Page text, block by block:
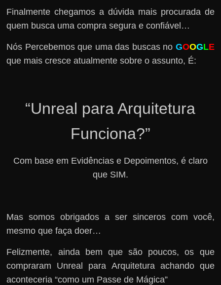
Finalmente chegamos a dúvida mais procurada de
quem busca uma compra segura e confiável…
Nós Percebemos que uma das buscas no GOOGLE
que mais cresce atualmente sobre o assunto, É:
“Unreal para Arquitetura
Funciona?”
Com base em Evidências e Depoimentos, é claro
que SIM.
Mas somos obrigados a ser sinceros com você,
mesmo que faça doer…
Felizmente, ainda bem que são poucos, os que
compraram Unreal para Arquitetura achando que
aconteceria “como um Passe de Mágica”